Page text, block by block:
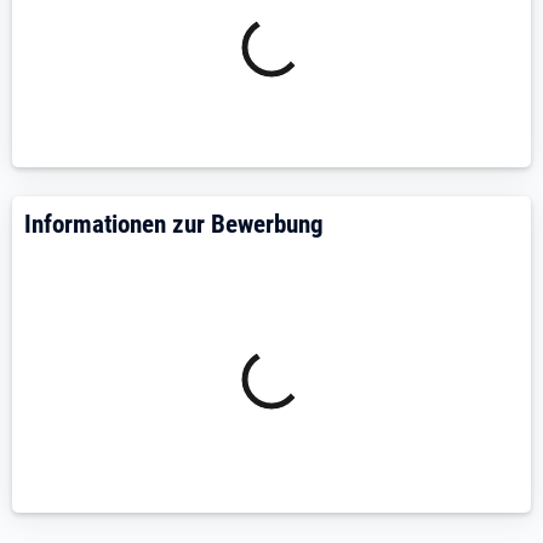
Dann freuen wir uns über deine Online-Bewerbung als
Maschinen - Anlagenbediener (m/w/d) 18,66€ Std.
Gianna Giambarresi
Goethestraße 12a
https://unique-personal.de
Informationen zur Bewerbung